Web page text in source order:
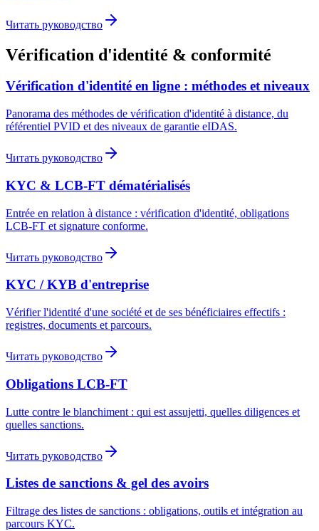
Читать руководство
Vérification d'identité & conformité
Vérification d'identité en ligne : méthodes et niveaux
Panorama des méthodes de vérification d'identité à distance, du
référentiel PVID et des niveaux de garantie eIDAS.
Читать руководство
KYC & LCB-FT dématérialisés
Entrée en relation à distance : vérification d'identité, obligations
LCB-FT et signature conforme.
Читать руководство
KYC / KYB d'entreprise
Vérifier l'identité d'une société et de ses bénéficiaires effectifs :
registres, documents et parcours.
Читать руководство
Obligations LCB-FT
Lutte contre le blanchiment : qui est assujetti, quelles diligences et
quelles sanctions.
Читать руководство
Listes de sanctions & gel des avoirs
Filtrage des listes de sanctions : obligations, outils et intégration au
parcours KYC.